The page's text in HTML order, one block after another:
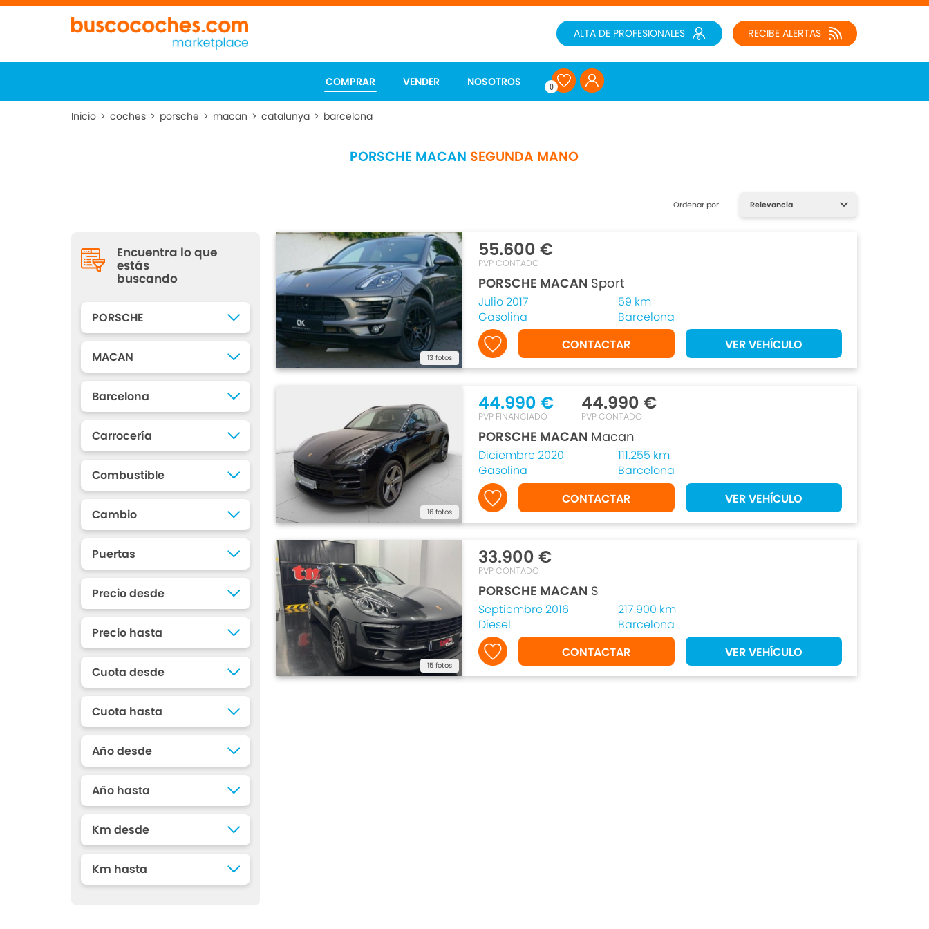
RECIBE ALERTAS
ALTA DE PROFESIONALES
COMPRAR VENDER NOSOTROS 0
Inicio > coches > porsche > macan > catalunya > barcelona
PORSCHE MACAN SEGUNDA MANO
Encuentra lo que
estás
buscando
Ordenar por
13 fotos
55.600 €
PVP CONTADO
PORSCHE MACAN Sport
Julio 2017
Gasolina
59 km
Barcelona
CONTACTAR
VER VEHÍCULO
16 fotos
44.990 €
PVP FINANCIADO
44.990 €
PVP CONTADO
PORSCHE MACAN Macan
Diciembre 2020
Gasolina
111.255 km
Barcelona
CONTACTAR
VER VEHÍCULO
15 fotos
33.900 €
PVP CONTADO
PORSCHE MACAN S
Septiembre 2016
Diesel
217.900 km
Barcelona
CONTACTAR
VER VEHÍCULO